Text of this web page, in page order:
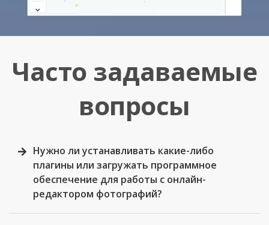
Часто задаваемые
вопросы
Нужно ли устанавливать какие-либо
плагины или загружать программное
обеспечение для работы с онлайн-
редактором фотографий?